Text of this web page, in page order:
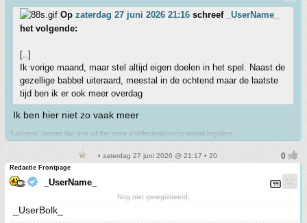
Op zaterdag 27 juni 2026 21:16 schreef
_UserName_
het volgende:
[..]
Ik vorige maand, maar stel altijd eigen doelen in het spel. Naast de
gezellige babbel uiteraard, meestal in de ochtend maar de laatste
tijd ben ik er ook meer overdag
Ik ben hier niet zo vaak meer
“Laforest” seems like one of the more intellectual/controversial regulars
• zaterdag 27 juni 2026 @ 21:17 • 20
Redactie Frontpage
_UserName_
Nog niet geregistreerd.
_UserBolk_